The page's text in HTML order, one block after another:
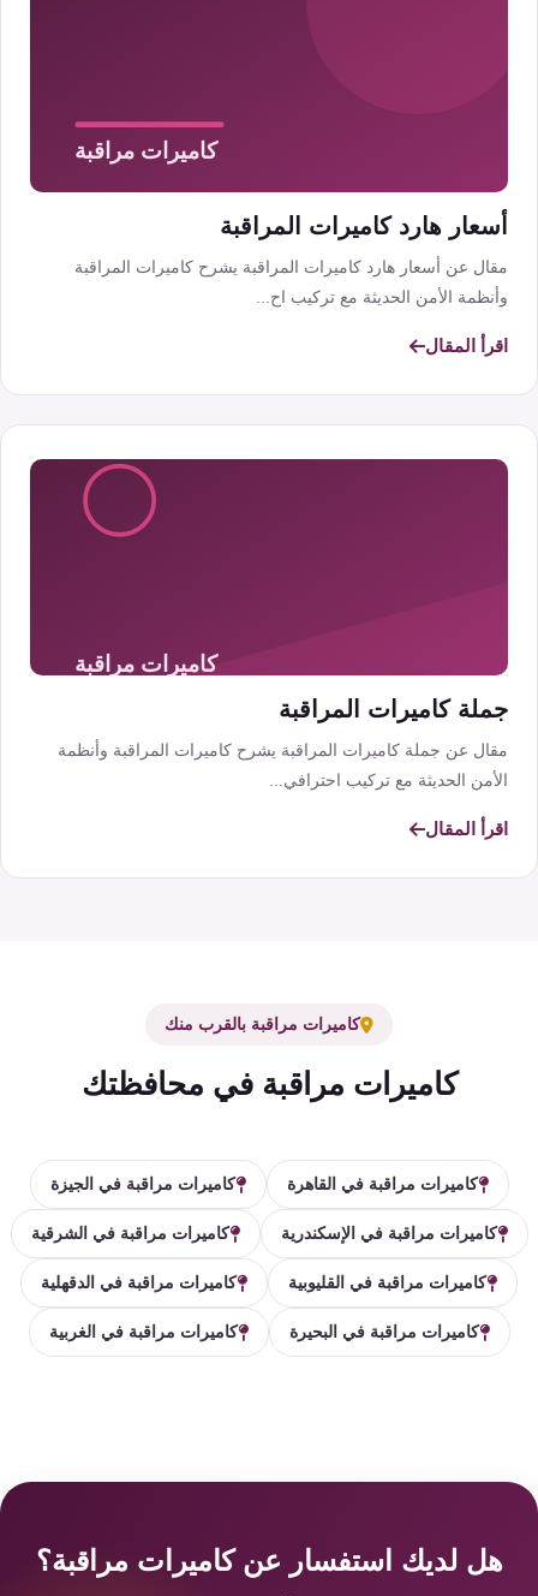
أسعار هارد كاميرات المراقبة
مقال عن أسعار هارد كاميرات المراقبة يشرح كاميرات المراقبة
وأنظمة الأمن الحديثة مع تركيب اح...
اقرأ المقال
جملة كاميرات المراقبة
مقال عن جملة كاميرات المراقبة يشرح كاميرات المراقبة وأنظمة
الأمن الحديثة مع تركيب احترافي...
اقرأ المقال
كاميرات مراقبة بالقرب منك
كاميرات مراقبة في محافظتك
كاميرات مراقبة في القاهرة كاميرات مراقبة في الجيزة
كاميرات مراقبة في الإسكندرية كاميرات مراقبة في الشرقية
كاميرات مراقبة في القليوبية كاميرات مراقبة في الدقهلية
كاميرات مراقبة في البحيرة كاميرات مراقبة في الغربية
هل لديك استفسار عن كاميرات مراقبة؟